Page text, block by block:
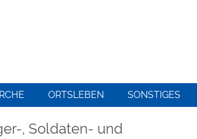
ORTSLEBEN SONSTIGES
, Soldaten- und